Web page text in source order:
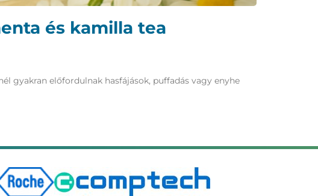
és kamilla tea
gyakran előfordulnak hasfájások, puffadás vagy enyhe